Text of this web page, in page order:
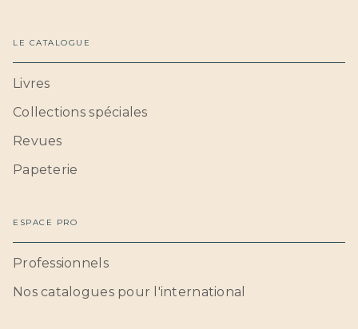
LE CATALOGUE
Livres
Collections spéciales
Revues
Papeterie
ESPACE PRO
Professionnels
Nos catalogues pour l'international